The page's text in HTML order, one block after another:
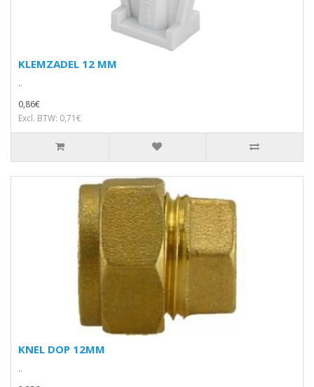
KLEMZADEL 12 MM
..
0,86€
Excl. BTW: 0,71€
KNEL DOP 12MM
..